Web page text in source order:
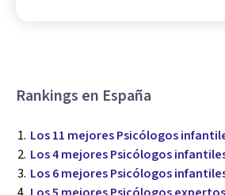
Rankings en España
Los 11 mejores Psicólogos
Los 4 mejores Psicólogos
Los 6 mejores Psicólogos